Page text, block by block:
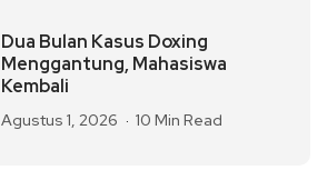
Dua Bulan Kasus Doxing
Menggantung, Mahasiswa
Kembali
Agustus 1, 2026 10 Min Read